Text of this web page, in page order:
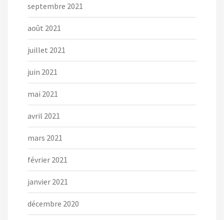
septembre 2021
août 2021
juillet 2021
juin 2021
mai 2021
avril 2021
mars 2021
février 2021
janvier 2021
décembre 2020